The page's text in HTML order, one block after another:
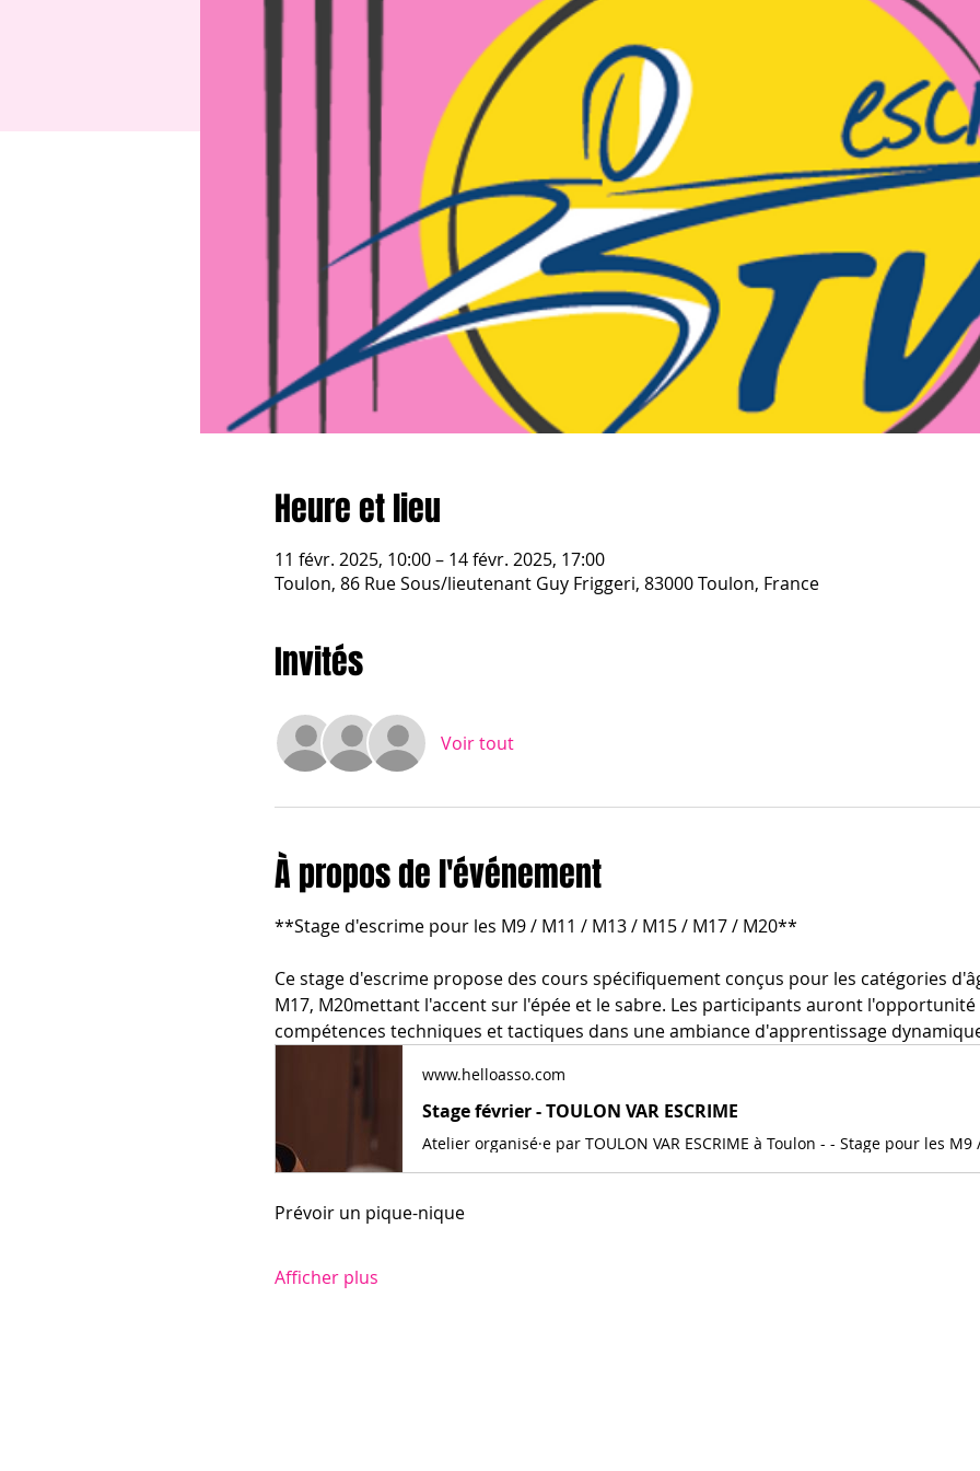
Heure et lieu
11 févr. 2025, 10:00 – 14 févr. 2025, 17:00
Toulon, 86 Rue Sous/lieutenant Guy Friggeri, 83000 Toulon, France
Invités
Voir tout
À propos de l'événement
**Stage d'escrime pour les M9 / M11 / M13 / M15 / M17 / M20**
Ce stage d'escrime propose des cours spécifiquement conçus pour les catégories
M17, M20mettant l'accent sur l'épée et le sabre. Les participants auront
compétences techniques et tactiques dans une ambiance d'apprentissage
www.helloasso.com
Stage février - TOULON VAR ESCRIME
Prévoir un pique-nique
Afficher plus